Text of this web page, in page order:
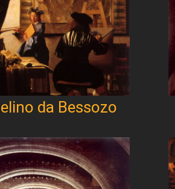
da Bessozo